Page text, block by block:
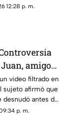
con drones ni
12:28 p. m.
amigo
habría
cadáver que
dique
video filtrado en
sujeto afirmó que
desnudó antes de
haber movido
p. m.